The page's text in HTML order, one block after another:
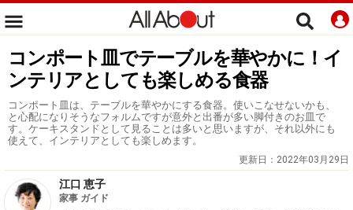
コンポート皿でテーブルを華やかに！イ
ンテリアとしても楽しめる食器
コンポート皿は、テーブルを華やかにする食器。使いこなせないかも、
と心配になりそうなフォルムですが意外と出番が多い脚付きのお皿で
す。ケーキスタンドとして見ることは多いと思いますが、それ以外にも
使えて、インテリアとしても楽しめます。
更新日： 2022年03月29日
江口 恵子
家事 ガイド